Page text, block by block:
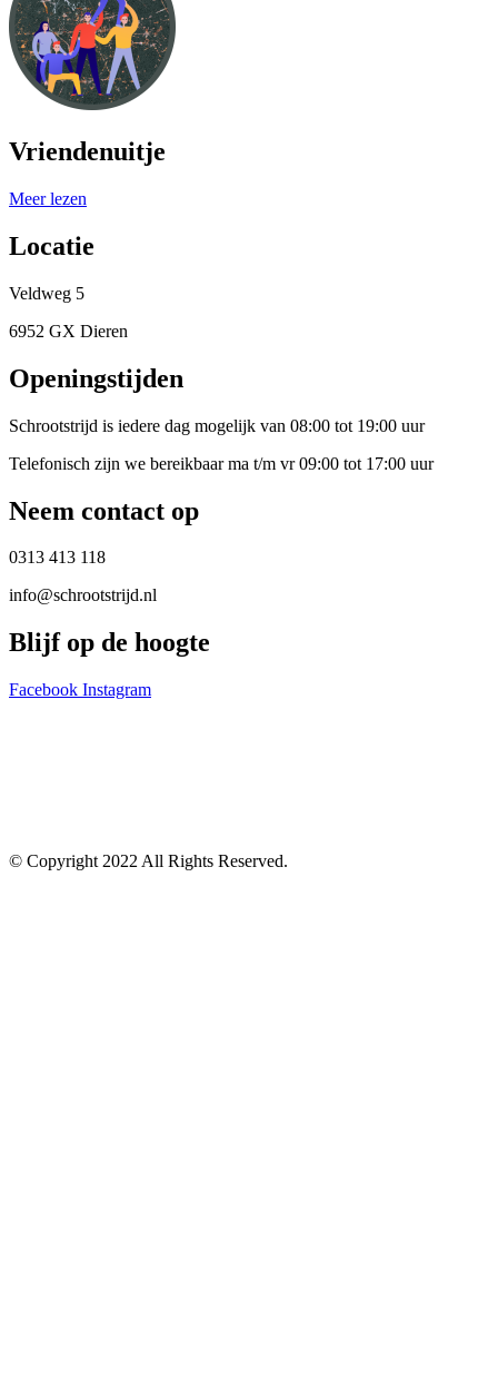
Vriendenuitje
Meer lezen
Locatie
Veldweg 5
6952 GX Dieren
Openingstijden
Schrootstrijd is iedere dag mogelijk van 08:00 tot 19:00 uur
Telefonisch zijn we bereikbaar ma t/m vr 09:00 tot 17:00 uur
Neem contact op
0313 413 118
info@schrootstrijd.nl
Blijf op de hoogte
Facebook Instagram
© Copyright 2022 All Rights Reserved.